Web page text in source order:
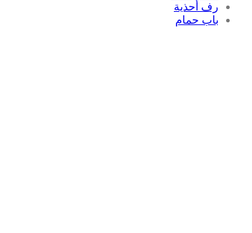
رف أحذية
باب حمام